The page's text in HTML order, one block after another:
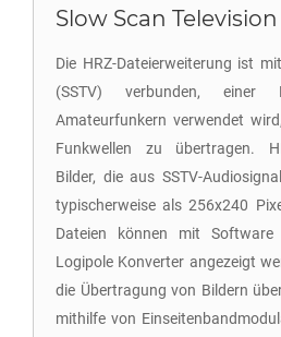
Slow Scan Television
Die HRZ-Dateierweiterung ist
(SSTV) verbunden, einer
Amateurfunkern verwendet
Funkwellen zu übertragen.
Bilder, die aus SSTV-
typischerweise als 256x240
Dateien können mit
Logipole Konverter angezeigt
die Übertragung von Bildern
mithilfe von